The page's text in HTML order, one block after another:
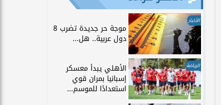
الأخبار
موجة حر جديدة تضرب 8
دول عربية.. هل...
الرياضة الأهلي يبدأ معسكر
إسبانيا بمران قوي
استعدادًا للموسم...